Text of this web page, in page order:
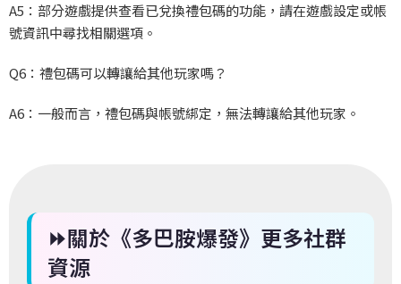
A5：部分遊戲提供查看已兌換禮包碼的功能，請在遊戲設定或帳
號資訊中尋找相關選項。
Q6：禮包碼可以轉讓給其他玩家嗎？
A6：一般而言，禮包碼與帳號綁定，無法轉讓給其他玩家。
⏩關於《多巴胺爆發》更多社群
資源